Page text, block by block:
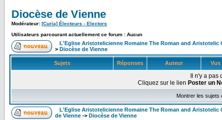
Diocèse de Vienne
Modérateur: [Curia] Électeurs - Electors
Utilisateurs parcourant actuellement ce forum : Aucun
L'Eglise Aristotelicienne Romaine The Roman and Aristotelic
> Diocèse de Vienne
Sujets Réponses Auteur Vus
Il n'y a
Cliquez sur le lien Poster un
Montrer les sujets
L'Eglise Aristotelicienne Romaine The Roman and Aristotelic
de Vienne -> Diocèse de Vienne